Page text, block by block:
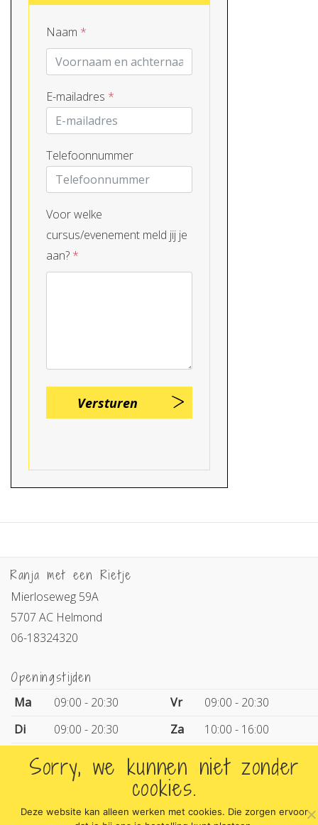
Naam *
E-mailadres *
Telefoonnummer
Voor welke
cursus/evenement meld jij je
aan? *
Ranja met een Rietje
Mierloseweg 59A
5707 AC Helmond
06-18324320
Openingstijden
Ma 09:00 - 20:30 Vr
09:00 - 20:30
Di
09:00 - 20:30 Za
10:00 - 16:00
Gesloten
09:00 - 20:30
Sorry, we kunnen niet zonder
cookies.
Deze website kan alleen werken met cookies. Die zorgen ervoor